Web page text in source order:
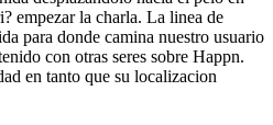
empezar la charla. La linea de
para donde camina nuestro usuario
con otras seres sobre Happn.
en tanto que su localizacion